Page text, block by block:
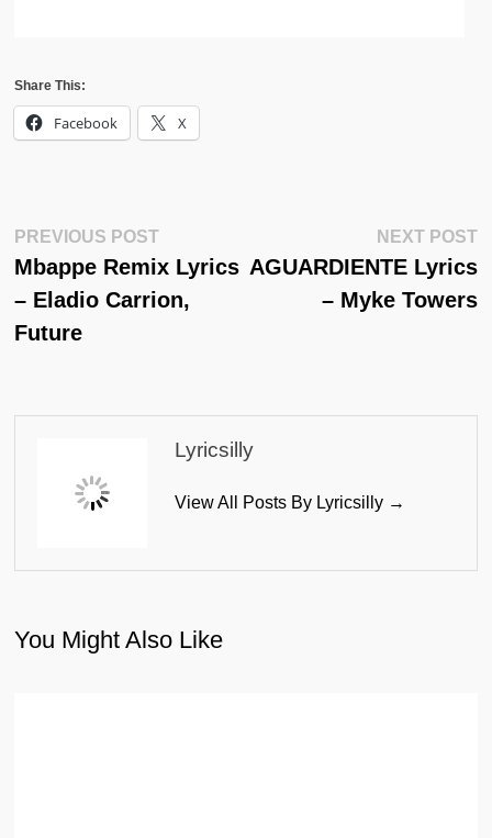
Share This:
Facebook X
Post
Navigation
PREVIOUS POSTPrevious
Post:
Mbappe Remix Lyrics
– Eladio Carrion,
Future
NEXT POST
AGUARDIENTE Lyrics
– Myke Towers
Lyricsilly
View All Posts By Lyricsilly →
You Might Also Like